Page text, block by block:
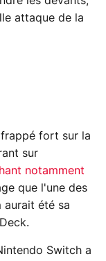
attaque de la
frappé fort sur la
sur
notamment
que l'une des
aurait été sa
Switch a